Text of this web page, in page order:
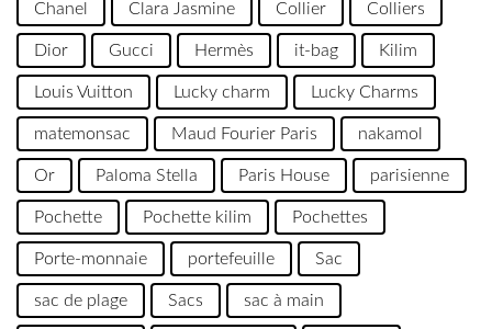
Chanel Clara Jasmine Collier Colliers
Dior Gucci Hermès it-bag Kilim
Louis Vuitton Lucky charm Lucky Charms
matemonsac Maud Fourier Paris nakamol
Or Paloma Stella Paris House parisienne
Pochette Pochette kilim Pochettes
Porte-monnaie portefeuille Sac
sac de plage Sacs sac à main